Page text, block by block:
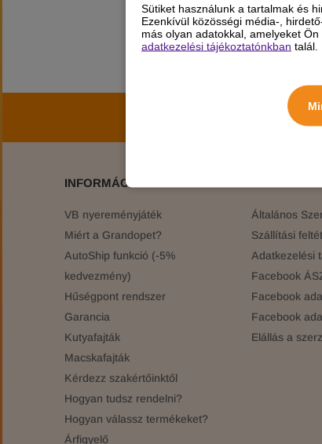
Sütiket használunk a tartalmak és
Ezenkívül közösségi média-,
más olyan adatokkal, amelyeket
adatkezelési tájékoztatónkban talál.
Készleten, várható szállítás
munkanap
Iratkozz fel
INFORMÁCIÓK
VB nyereményjáték
Miért a Grandopet?
AutoShip funkció (-5%
kedvezmény)
Hűségpont rendszer
Garancia
Kutyafajták
Macskafajták
Kérdezz szakértőinktől
Hogyan tudsz rendelni?
Hogyan válassz termékeket?
Árfigyelő
Általános
Szállítási
Adatkezelési
Facebook
Facebook
Facebook
Elállás a